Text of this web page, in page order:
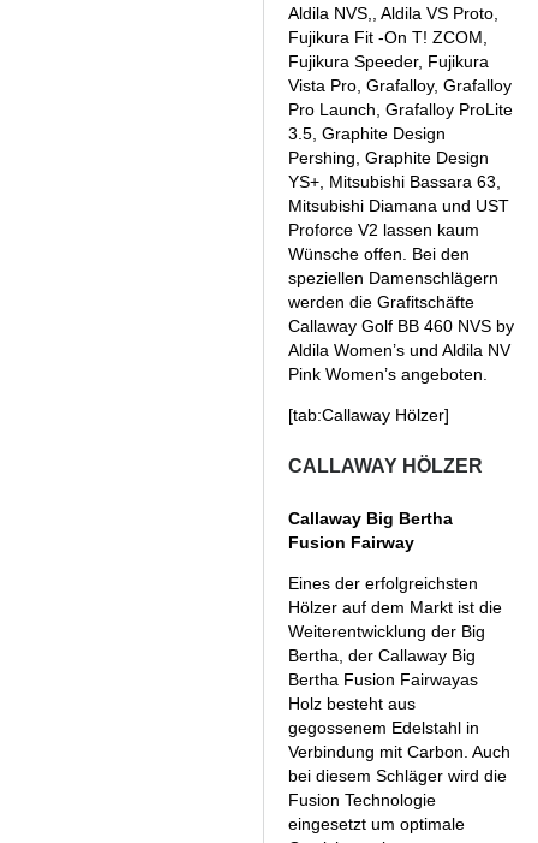
Aldila NVS,, Aldila VS Proto,
Fujikura Fit -On T! ZCOM,
Fujikura Speeder, Fujikura
Vista Pro, Grafalloy, Grafalloy
Pro Launch, Grafalloy ProLite
3.5, Graphite Design
Pershing, Graphite Design
YS+, Mitsubishi Bassara 63,
Mitsubishi Diamana und UST
Proforce V2 lassen kaum
Wünsche offen. Bei den
speziellen Damenschlägern
werden die Grafitschäfte
Callaway Golf BB 460 NVS by
Aldila Women’s und Aldila NV
Pink Women’s angeboten.
[tab:Callaway Hölzer]
CALLAWAY HÖLZER
Callaway Big Bertha
Fusion Fairway
Eines der erfolgreichsten
Hölzer auf dem Markt ist die
Weiterentwicklung der Big
Bertha, der Callaway Big
Bertha Fusion Fairwayas
Holz besteht aus
gegossenem Edelstahl in
Verbindung mit Carbon. Auch
bei diesem Schläger wird die
Fusion Technologie
eingesetzt um optimale